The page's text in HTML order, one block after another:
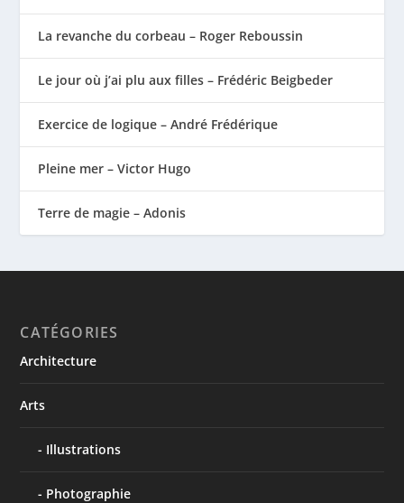
La revanche du corbeau – Roger Reboussin
Le jour où j’ai plu aux filles – Frédéric Beigbeder
Exercice de logique – André Frédérique
Pleine mer – Victor Hugo
Terre de magie – Adonis
CATÉGORIES
Architecture
Arts
Illustrations
Photographie